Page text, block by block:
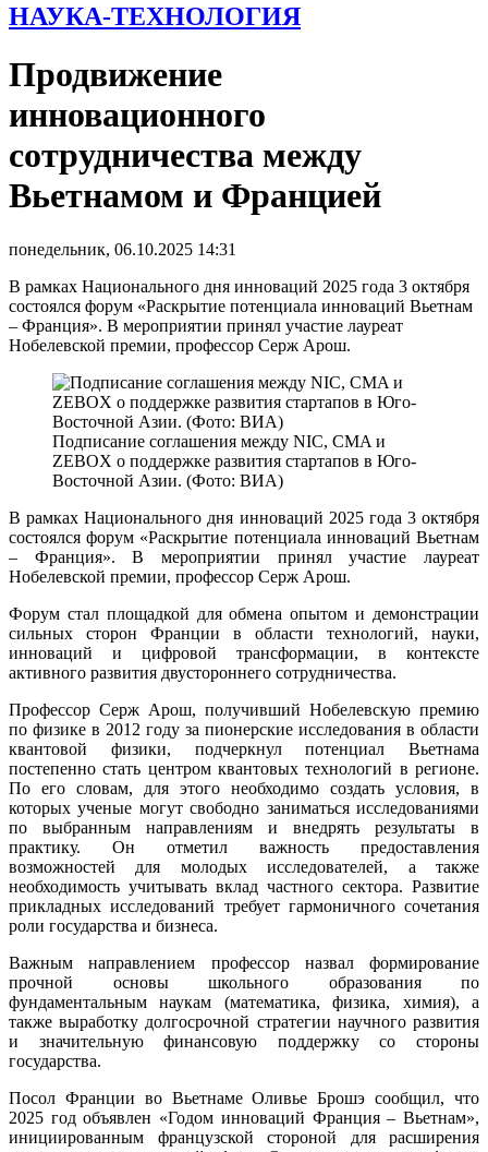
НАУКА-ТЕХНОЛОГИЯ
Продвижение
инновационного
сотрудничества между
Вьетнамом и Францией
понедельник, 06.10.2025 14:31
В рамках Национального дня инноваций 2025 года 3 октября
состоялся форум «Раскрытие потенциала инноваций Вьетнам
– Франция». В мероприятии принял участие лауреат
Нобелевской премии, профессор Серж Арош.
Подписание соглашения между NIC, CMA и
ZEBOX о поддержке развития стартапов в Юго-
Восточной Азии. (Фото: ВИА)
В рамках Национального дня инноваций 2025 года 3 октября
состоялся форум «Раскрытие потенциала инноваций Вьетнам
– Франция». В мероприятии принял участие лауреат
Нобелевской премии, профессор Серж Арош.
Форум стал площадкой для обмена опытом и демонстрации
сильных сторон Франции в области технологий, науки,
инноваций и цифровой трансформации, в контексте
активного развития двустороннего сотрудничества.
Профессор Серж Арош, получивший Нобелевскую премию
по физике в 2012 году за пионерские исследования в области
квантовой физики, подчеркнул потенциал Вьетнама
постепенно стать центром квантовых технологий в регионе.
По его словам, для этого необходимо создать условия, в
которых ученые могут свободно заниматься исследованиями
по выбранным направлениям и внедрять результаты в
практику. Он отметил важность предоставления
возможностей для молодых исследователей, а также
необходимость учитывать вклад частного сектора. Развитие
прикладных исследований требует гармоничного сочетания
роли государства и бизнеса.
Важным направлением профессор назвал формирование
прочной основы школьного образования по
фундаментальным наукам (математика, физика, химия), а
также выработку долгосрочной стратегии научного развития
и значительную финансовую поддержку со стороны
государства.
Посол Франции во Вьетнаме Оливье Брошэ сообщил, что
2025 год объявлен «Годом инноваций Франция – Вьетнам»,
инициированным французской стороной для расширения